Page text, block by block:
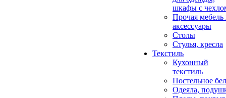
шкафы с
Прочая мебель
аксессуары
Столы
Стулья, кресла
Текстиль
Кухонный
текстиль
Постельное
Одеяла,